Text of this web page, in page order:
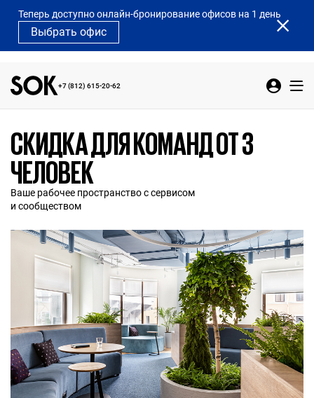
Теперь доступно онлайн-бронирование офисов на 1 день
Выбрать офис
+7 (812) 615-20-62
СКИДКА ДЛЯ КОМАНД ОТ 3
ЧЕЛОВЕК
Ваше рабочее пространство с сервисом
и сообществом